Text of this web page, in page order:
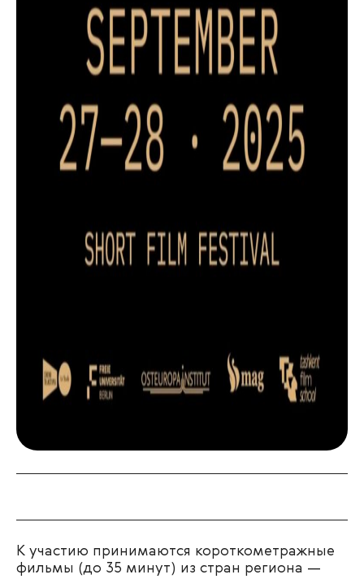
К участию принимаются короткометражные
фильмы (до 35 минут) из стран региона —